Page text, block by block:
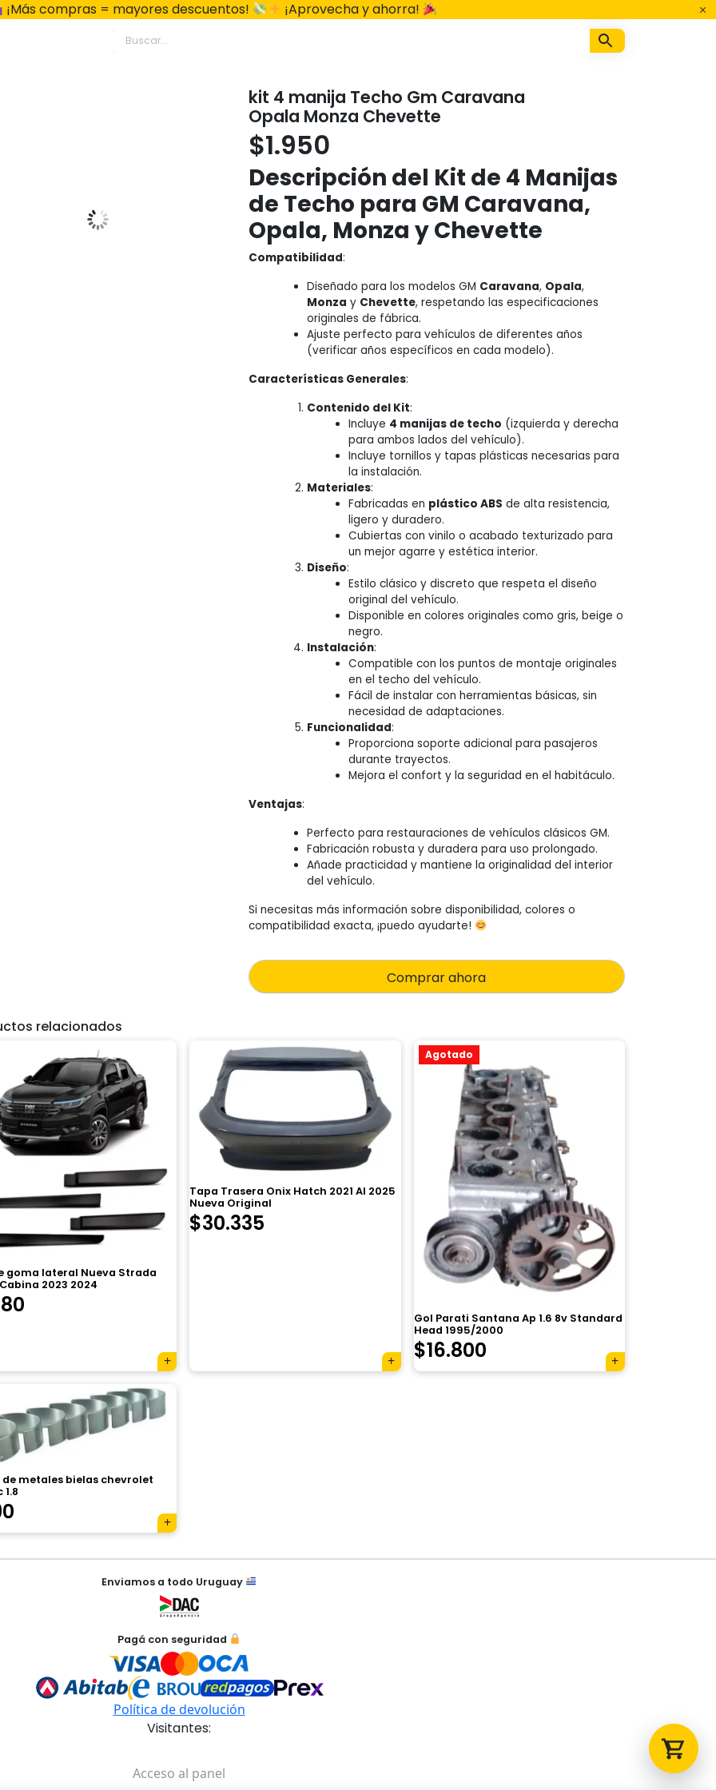
¡Más compras = mayores descuentos! ¡Aprovecha y ahorra!
kit 4 manija Techo Gm Caravana
Opala Monza Chevette
$1.950
Descripción del Kit de 4 Manijas
de Techo para GM Caravana,
Opala, Monza y Chevette
Compatibilidad:
Diseñado para los modelos GM Caravana, Opala,
Monza y Chevette, respetando las especificaciones
originales de fábrica.
Ajuste perfecto para vehículos de diferentes años
(verificar años específicos en cada modelo).
Características Generales:
Contenido del Kit:
Incluye 4 manijas de techo (izquierda y derecha
para ambos lados del vehículo).
Incluye tornillos y tapas plásticas necesarias para
la instalación.
Materiales:
Fabricadas en plástico ABS de alta resistencia,
ligero y duradero.
Cubiertas con vinilo o acabado texturizado para
un mejor agarre y estética interior.
Diseño:
Estilo clásico y discreto que respeta el diseño
original del vehículo.
Disponible en colores originales como gris, beige o
negro.
Instalación:
Compatible con los puntos de montaje originales
en el techo del vehículo.
Fácil de instalar con herramientas básicas, sin
necesidad de adaptaciones.
Funcionalidad:
Proporciona soporte adicional para pasajeros
durante trayectos.
Mejora el confort y la seguridad en el habitáculo.
Ventajas:
Perfecto para restauraciones de vehículos clásicos GM.
Fabricación robusta y duradera para uso prolongado.
Añade practicidad y mantiene la originalidad del interior
del vehículo.
Si necesitas más información sobre disponibilidad, colores o
compatibilidad exacta, ¡puedo ayudarte!
Comprar ahora
relacionados
goma lateral Nueva Strada
2023 2024
Tapa Trasera Onix Hatch 2021 Al 2025
Nueva Original
$30.335
Agotado
Gol Parati Santana Ap 1.6 8v Standard
Head 1995/2000
$16.800
metales bielas chevrolet
Enviamos a todo Uruguay
Pagá con seguridad
Política de devolución
Visitantes:
Acceso al panel